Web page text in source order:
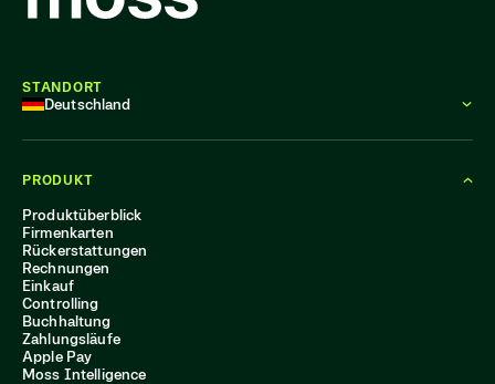
PRODUKT
Produktüberblick
Firmenkarten
Rückerstattungen
Rechnungen
Einkauf
Controlling
Buchhaltung
Zahlungsläufe
Apple Pay
Moss Intelligence
STANDORT
Deutschland